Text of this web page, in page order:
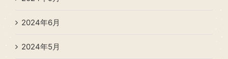
2024年6月
2024年5月